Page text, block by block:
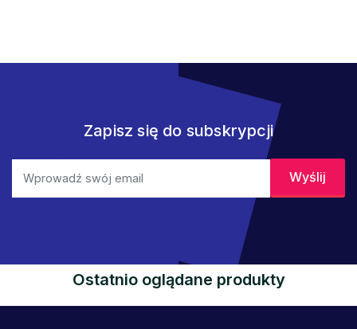
Zapisz się do subskrypcji
Ostatnio oglądane produkty